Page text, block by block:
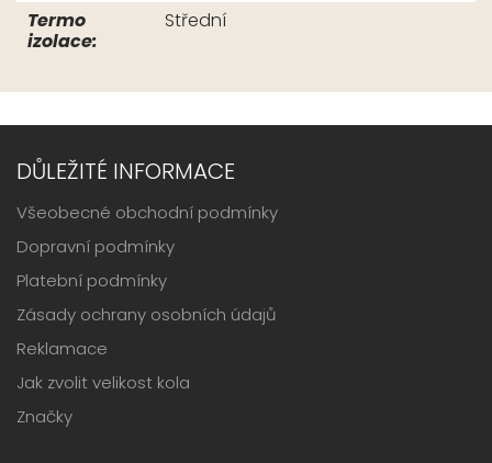
Termo
izolace:
Střední
DŮLEŽITÉ INFORMACE
Všeobecné obchodní podmínky
Dopravní podmínky
Platební podmínky
Zásady ochrany osobních údajů
Reklamace
Jak zvolit velikost kola
Značky